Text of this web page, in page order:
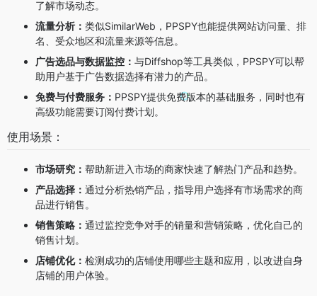
了解市场动态。
流量分析： 类似SimilarWeb，PPSPY也能提供网站访问量、排
名、受众地区和流量来源等信息。
广告选品与数据监控： 与Diffshop等工具类似，PPSPY可以帮
助用户基于广告数据选择有潜力的产品。
免费与付费服务： PPSPY提供免费版本的基础服务，同时也有
高级功能需要订阅付费计划。
使用场景：
市场研究： 帮助新进入市场的商家快速了解热门产品和趋势。
产品选择： 通过分析热销产品，指导用户选择有市场需求的商
品进行销售。
销售策略： 通过监控竞争对手的销量和营销策略，优化自己的
销售计划。
店铺优化： 检测成功的店铺使用哪些主题和应用，以改进自身
店铺的用户体验。